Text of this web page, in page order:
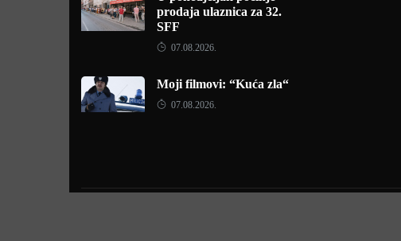
prodaja ulaznica za 32.
SFF
07.08.2026.
Moji filmovi: “Kuća zla“
07.08.2026.